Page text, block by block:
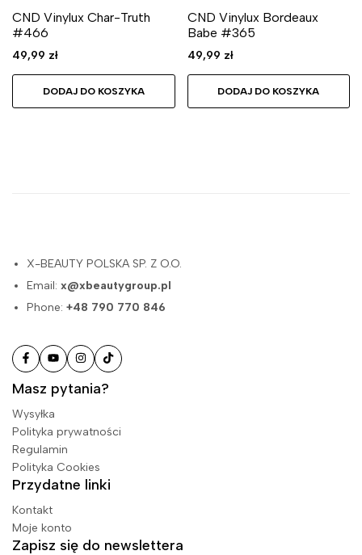
CND Vinylux Char-Truth
#466
49,99 zł
DODAJ DO KOSZYKA
CND Vinylux Bordeaux
Babe #365
49,99 zł
DODAJ DO KOSZYKA
X-BEAUTY POLSKA SP. Z O.O.
Email:x@xbeautygroup.pl
Phone:+48 790 770 846
Masz pytania?
Wysyłka
Polityka prywatności
Regulamin
Polityka Cookies
Przydatne linki
Kontakt
Moje konto
Zapisz się do newslettera